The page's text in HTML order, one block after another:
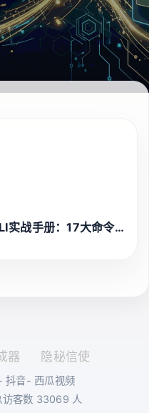
OpenAI Codex CLI实战手册：17大命令模块全拆解，开发效率翻倍
器 隐秘信使
抖音- 西瓜视频
访客数 33069 人